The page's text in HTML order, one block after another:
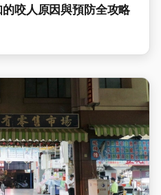
咬人原因與預防全攻略